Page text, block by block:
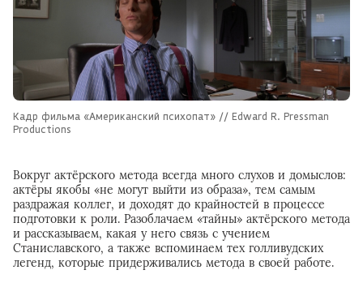
Кадр фильма «Американский психопат» // Edward R. Pressman
Productions
Вокруг актёрского метода всегда много слухов и домыслов:
актёры якобы «не могут выйти из образа», тем самым
раздражая коллег, и доходят до крайностей в процессе
подготовки к роли. Разоблачаем «тайны» актёрского метода
и рассказываем, какая у него связь с учением
Станиславского, а также вспоминаем тех голливудских
легенд, которые придерживались метода в своей работе.